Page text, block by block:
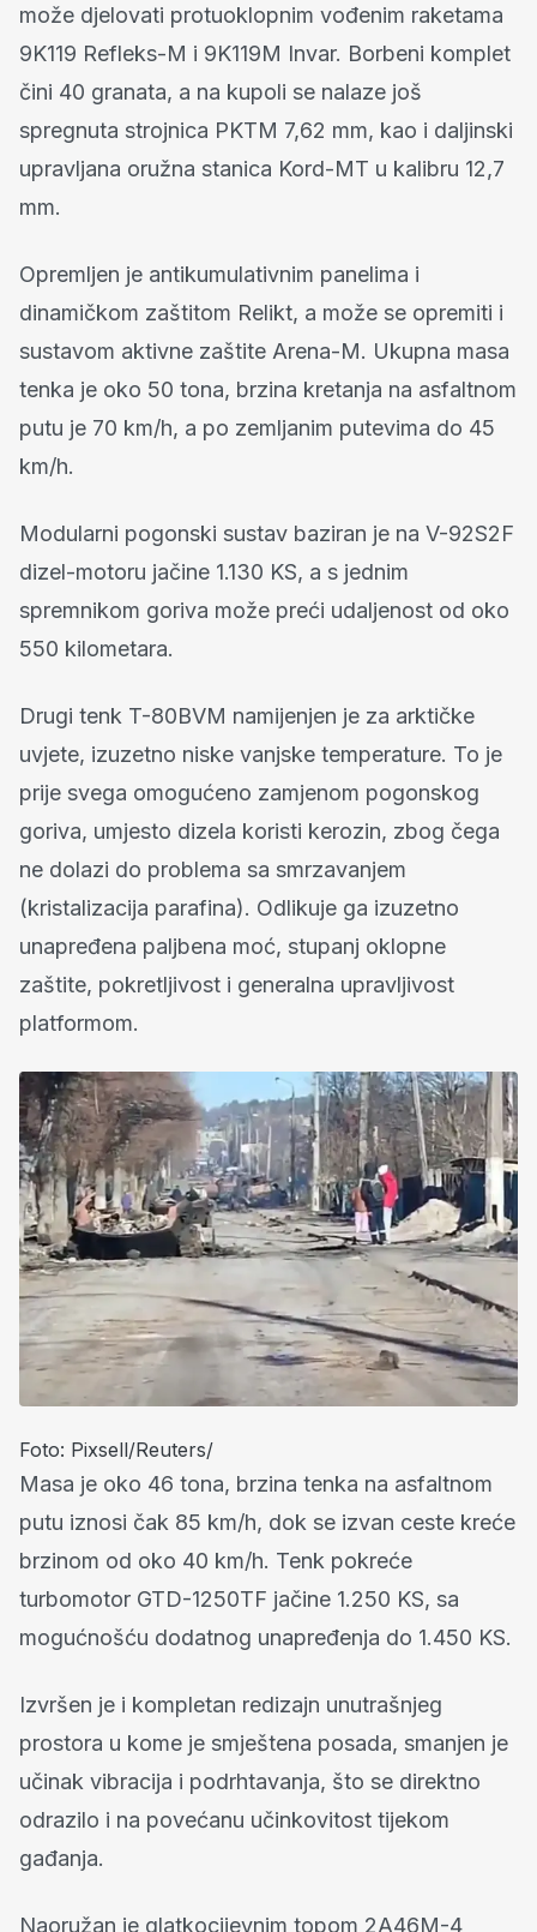
može djelovati protuoklopnim vođenim raketama
9K119 Refleks-M i 9K119M Invar. Borbeni komplet
čini 40 granata, a na kupoli se nalaze još
spregnuta strojnica PKTM 7,62 mm, kao i daljinski
upravljana oružna stanica Kord-MT u kalibru 12,7
mm.
Opremljen je antikumulativnim panelima i
dinamičkom zaštitom Relikt, a može se opremiti i
sustavom aktivne zaštite Arena-M. Ukupna masa
tenka je oko 50 tona, brzina kretanja na asfaltnom
putu je 70 km/h, a po zemljanim putevima do 45
km/h.
Modularni pogonski sustav baziran je na V-92S2F
dizel-motoru jačine 1.130 KS, a s jednim
spremnikom goriva može preći udaljenost od oko
550 kilometara.
Drugi tenk T-80BVM namijenjen je za arktičke
uvjete, izuzetno niske vanjske temperature. To je
prije svega omogućeno zamjenom pogonskog
goriva, umjesto dizela koristi kerozin, zbog čega
ne dolazi do problema sa smrzavanjem
(kristalizacija parafina). Odlikuje ga izuzetno
unapređena paljbena moć, stupanj oklopne
zaštite, pokretljivost i generalna upravljivost
platformom.
Foto: Pixsell/Reuters/
Masa je oko 46 tona, brzina tenka na asfaltnom
putu iznosi čak 85 km/h, dok se izvan ceste kreće
brzinom od oko 40 km/h. Tenk pokreće
turbomotor GTD-1250TF jačine 1.250 KS, sa
mogućnošću dodatnog unapređenja do 1.450 KS.
Izvršen je i kompletan redizajn unutrašnjeg
prostora u kome je smještena posada, smanjen je
učinak vibracija i podrhtavanja, što se direktno
odrazilo i na povećanu učinkovitost tijekom
gađanja.
Naoružan je glatkocijevnim topom 2A46M-4